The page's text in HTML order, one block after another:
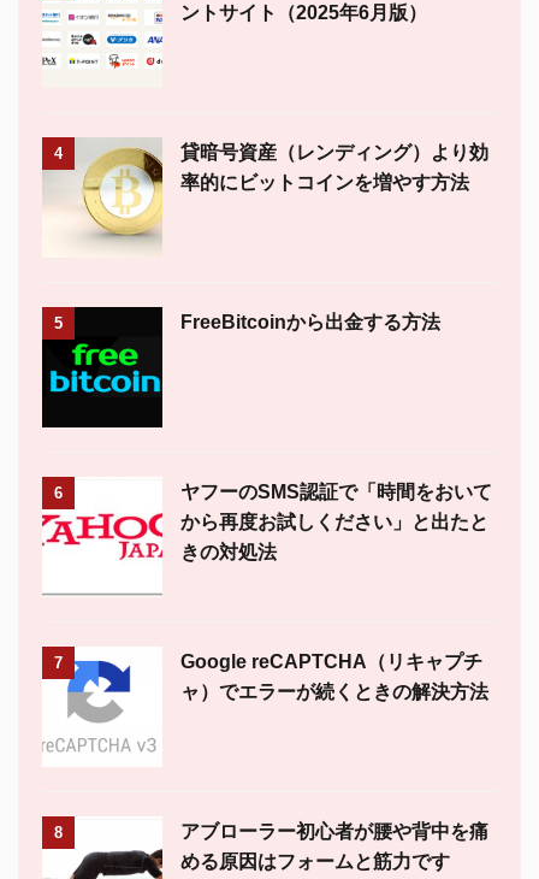
ントサイト（2025年6月版）
4
貸暗号資産（レンディング）より効
率的にビットコインを増やす方法
5 FreeBitcoinから出金する方法
6
ヤフーのSMS認証で「時間をおいて
から再度お試しください」と出たと
きの対処法
7
Google reCAPTCHA（リキャプチ
ャ）でエラーが続くときの解決方法
8
アブローラー初心者が腰や背中を痛
める原因はフォームと筋力です